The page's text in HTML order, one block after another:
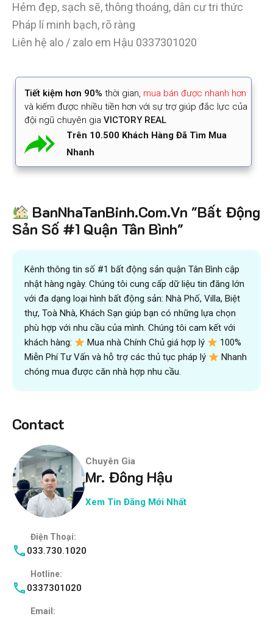
Hẻm đẹp, sạch sẽ, thông thoáng, dân cư tri thức
Pháp lí minh bạch, rõ ràng
Liên hệ alo / zalo em Hậu 0337301020
Tiết kiệm hơn 90% thời gian, mua bán được nhanh hơn
và kiếm được nhiều tiền hơn với sự trợ giúp đắc lực của
đội ngũ chuyên gia VICTORY REAL
Trên 10.500 Khách Hàng Đã Tìm Mua
Nhanh
BanNhaTanBinh.Com.Vn "Bất Động
Sản Số #1 Quận Tân Bình"
Kênh thông tin số #1 bất động sản quận Tân Bình cập
nhật hàng ngày. Chúng tôi cung cấp dữ liệu tin đăng lớn
với đa dạng loại hình bất động sản: Nhà Phố, Villa, Biệt
thự, Toà Nhà, Khách Sạn giúp bạn có những lựa chọn
phù hợp với nhu cầu của mình. Chúng tôi cam kết với
khách hàng:
Mua nhà Chính Chủ giá hợp lý
100%
Miễn Phí Tư Vấn và hỗ trợ các thủ tục pháp lý
Nhanh
chóng mua được căn nhà hợp nhu cầu.
Contact
Chuyên Gia
Mr. Đông Hậu
Xem Tin Đăng Mới Nhất
Điện Thoại:
033.730.1020
Hotline:
0337301020
Email: